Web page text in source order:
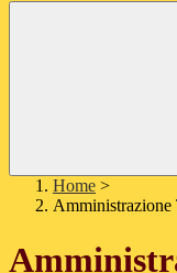
Home >
Amministrazione